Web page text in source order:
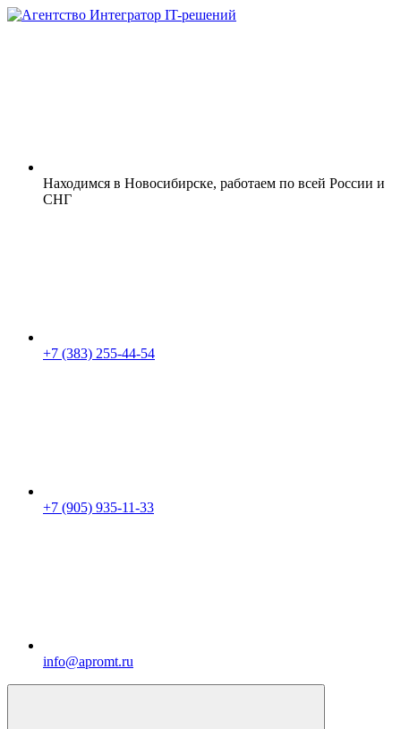
Находимся в Новосибирске, работаем по всей России и
СНГ
+7 (383) 255-44-54
+7 (905) 935-11-33
info@apromt.ru